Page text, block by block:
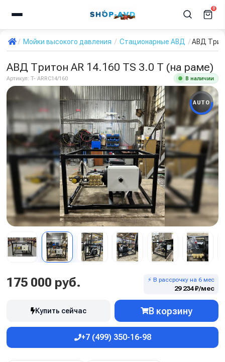
0
Мойки высокого давления Стационарные АВД АВД
АВД Тритон AR 14.160 TS 3.0 Т (на раме)
Артикул: T- ARRC14/160 В наличии
AUTO
175 000 руб. ⚡ В рассрочку на 6 мес
29 234 ₽/мес
Купить сейчас В корзину
+7 (499) 350-16-98